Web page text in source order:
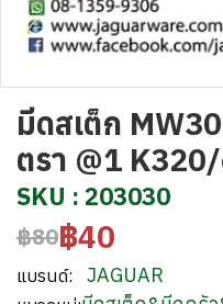
มีดสเต็ก
ตรา @1
SKU : 203030
฿80฿40
แบรนด์: JAGUAR